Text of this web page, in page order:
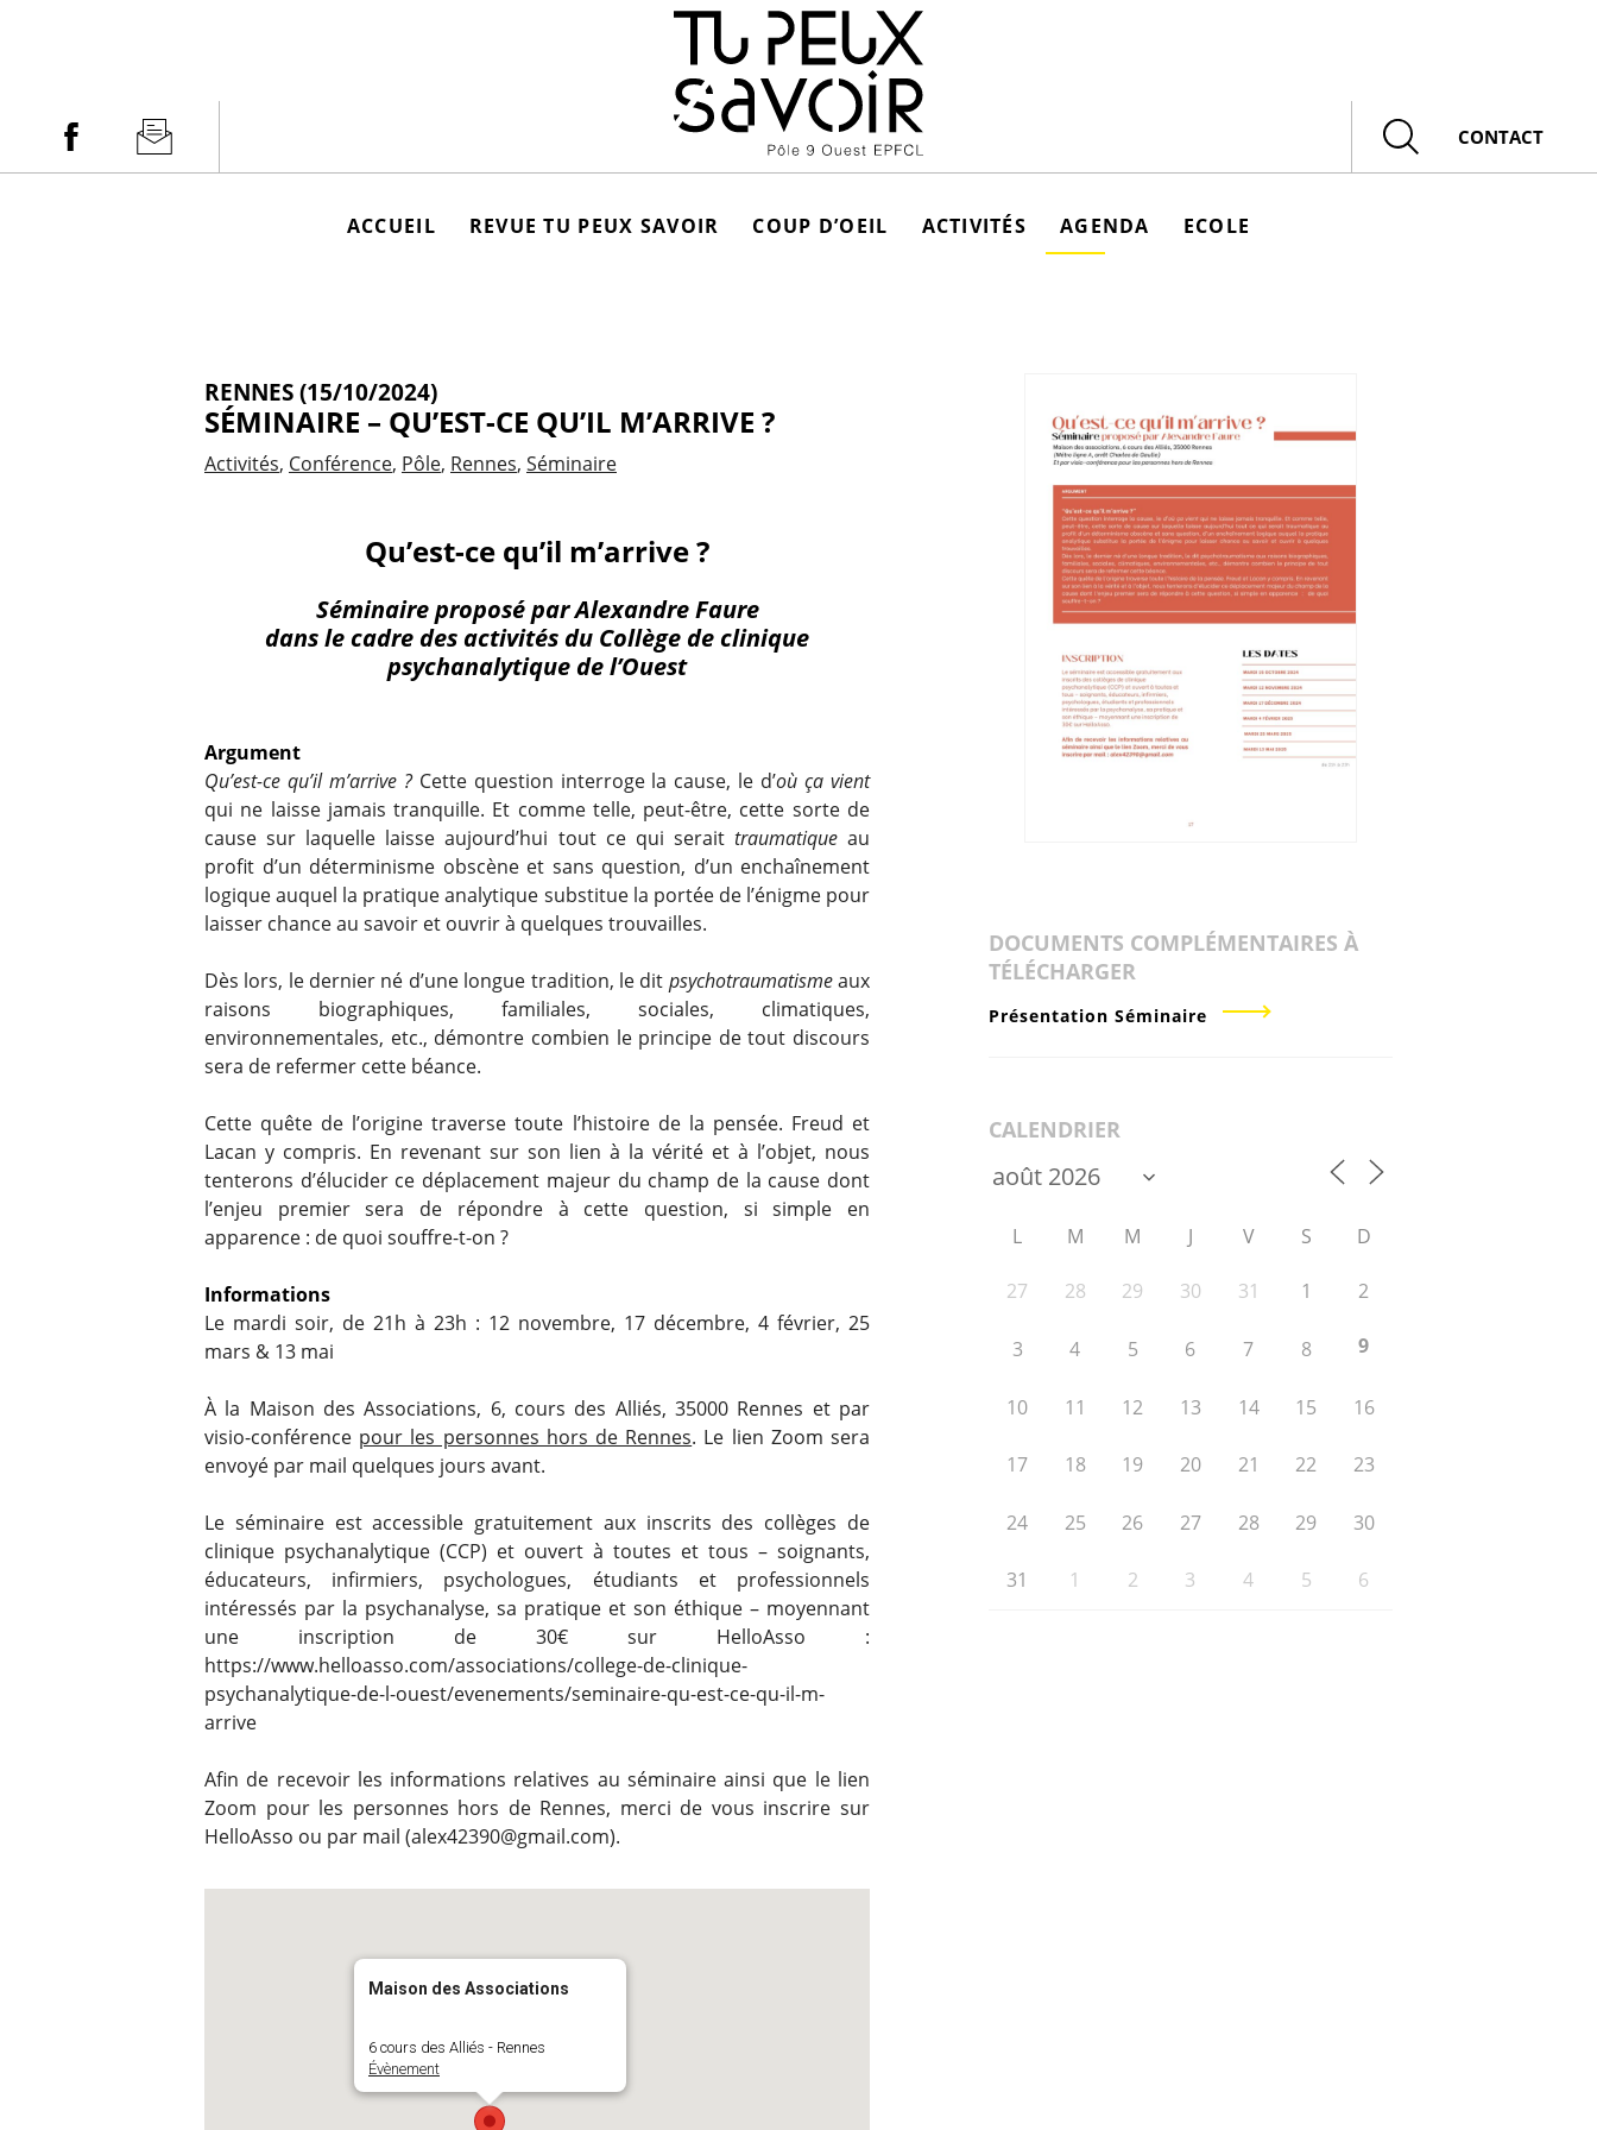
Facebook Newsletter
Rechercher
CONTACT
ACCUEIL REVUE TU PEUX SAVOIR COUP D’OEIL ACTIVITÉS AGENDA ECOLE
RENNES (15/10/2024)
SÉMINAIRE – QU’EST-CE QU’IL M’ARRIVE ?
Activités Conférence Pôle Rennes Séminaire
Qu’est-ce qu’il m’arrive ?
Séminaire proposé par Alexandre Faure
dans le cadre des activités du Collège de clinique
psychanalytique de l’Ouest
Argument
Qu’est-ce qu’il m’arrive ?Cette question interroge la cause, le d’où ça vient
qui ne laisse jamais tranquille. Et comme telle, peut-être, cette sorte de
cause sur laquelle laisse aujourd’hui tout ce qui serait traumatiqueau
profit d’un déterminisme obscène et sans question, d’un enchaînement
logique auquel la pratique analytique substitue la portée de l’énigme pour
laisser chance au savoir et ouvrir à quelques trouvailles.
Dès lors, le dernier né d’une longue tradition, le dit psychotraumatismeaux
raisons biographiques, familiales, sociales, climatiques,
environnementales, etc., démontre combien le principe de tout discours
sera de refermer cette béance.
Cette quête de l’origine traverse toute l’histoire de la pensée. Freud et
Lacan y compris. En revenant sur son lien à la vérité et à l’objet, nous
tenterons d’élucider ce déplacement majeur du champ de la cause dont
l’enjeu premier sera de répondre à cette question, si simple en
apparence : de quoi souffre-t-on ?
Informations
Le mardi soir, de 21h à 23h : 12 novembre, 17 décembre, 4 février, 25
mars & 13 mai
À la Maison des Associations, 6, cours des Alliés, 35000 Rennes et par
visio-conférence pour les personnes hors de Rennes. Le lien Zoom sera
envoyé par mail quelques jours avant.
Le séminaire est accessible gratuitement aux inscrits des collèges de
clinique psychanalytique (CCP) et ouvert à toutes et tous – soignants,
éducateurs, infirmiers, psychologues, étudiants et professionnels
intéressés par la psychanalyse, sa pratique et son éthique – moyennant
une inscription de 30€ sur HelloAsso :
https://www.helloasso.com/associations/college-de-clinique-
psychanalytique-de-l-ouest/evenements/seminaire-qu-est-ce-qu-il-m-
arrive
Afin de recevoir les informations relatives au séminaire ainsi que le lien
Zoom pour les personnes hors de Rennes, merci de vous inscrire sur
HelloAsso ou par mail (alex42390@gmail.com).
Maison des Associations
6 cours des Alliés - Rennes
Évènement
DOCUMENTS COMPLÉMENTAIRES À
TÉLÉCHARGER
Présentation Séminaire
CALENDRIER
L M M J V S D
27 28 29 30 31 1 2
3 4 5 6 7 8 9
10 11 12 13 14 15 16
17 18 19 20 21 22 23
24 25 26 27 28 29 30
31 1 2 3 4 5 6